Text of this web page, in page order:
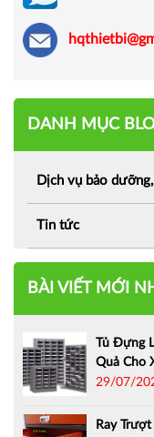
DANH MỤC
Dịch vụ bảo
Tin tức
BÀI VIẾT MỚI
Tủ Đựng
Quả Cho
29/07/
Ray